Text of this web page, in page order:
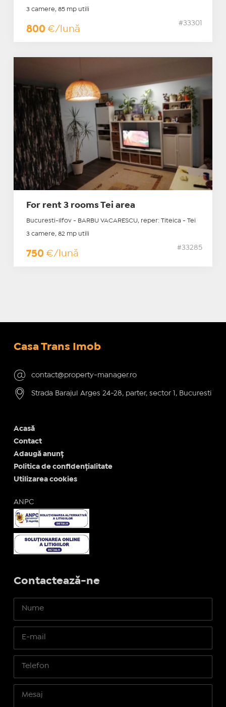
3 camere, 85 mp utili
800 €/lună
#33301
For rent 3 rooms Tei area
Bucuresti-Ilfov - BARBU VACARESCU, reper: Titeica - Tei
3 camere, 82 mp utili
750 €/lună
#33285
Casa Trans Imob
contact@property-manager.ro
Strada Barajul Arges 24-28, parter, sector 1, Bucuresti
Acasă
Contact
Adaugă anunț
Politica de confidențialitate
Utilizarea cookies
ANPC
Contactează-ne